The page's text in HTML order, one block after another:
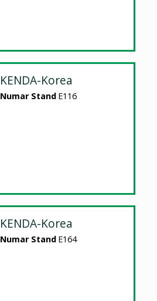
KENDA-Korea
Numar Stand E116
KENDA-Korea
Numar Stand E164